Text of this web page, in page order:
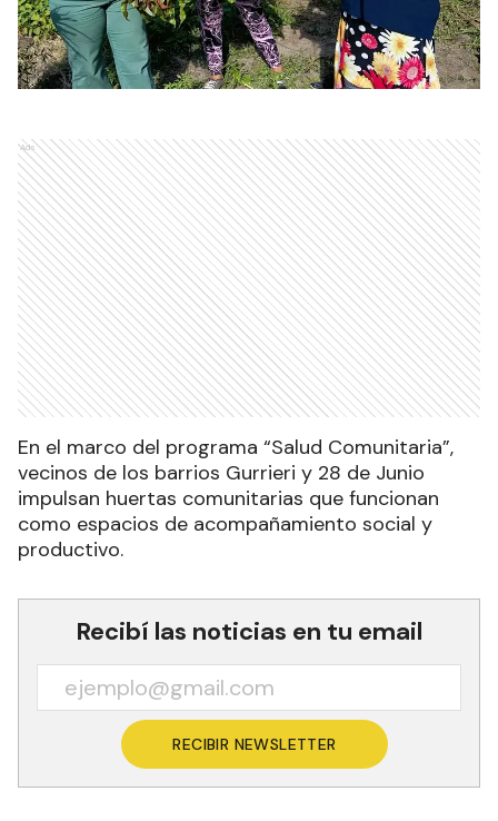
Ads
En el marco del programa “Salud Comunitaria”,
vecinos de los barrios Gurrieri y 28 de Junio
impulsan huertas comunitarias que funcionan
como espacios de acompañamiento social y
productivo.
Recibí las noticias en tu email
RECIBIR NEWSLETTER